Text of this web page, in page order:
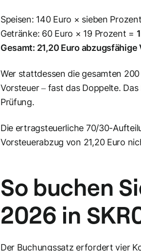
Speisen: 140 Euro × sieben
Getränke: 60 Euro × 19 Prozent =
Gesamt: 21,20 Euro
Wer stattdessen die gesamten
Vorsteuer – fast das Doppelte.
Prüfung.
Die ertragsteuerliche 70/30-
Vorsteuerabzug von 21,20 Euro
So buchen
2026 in
Der Buchungssatz erfordert vier